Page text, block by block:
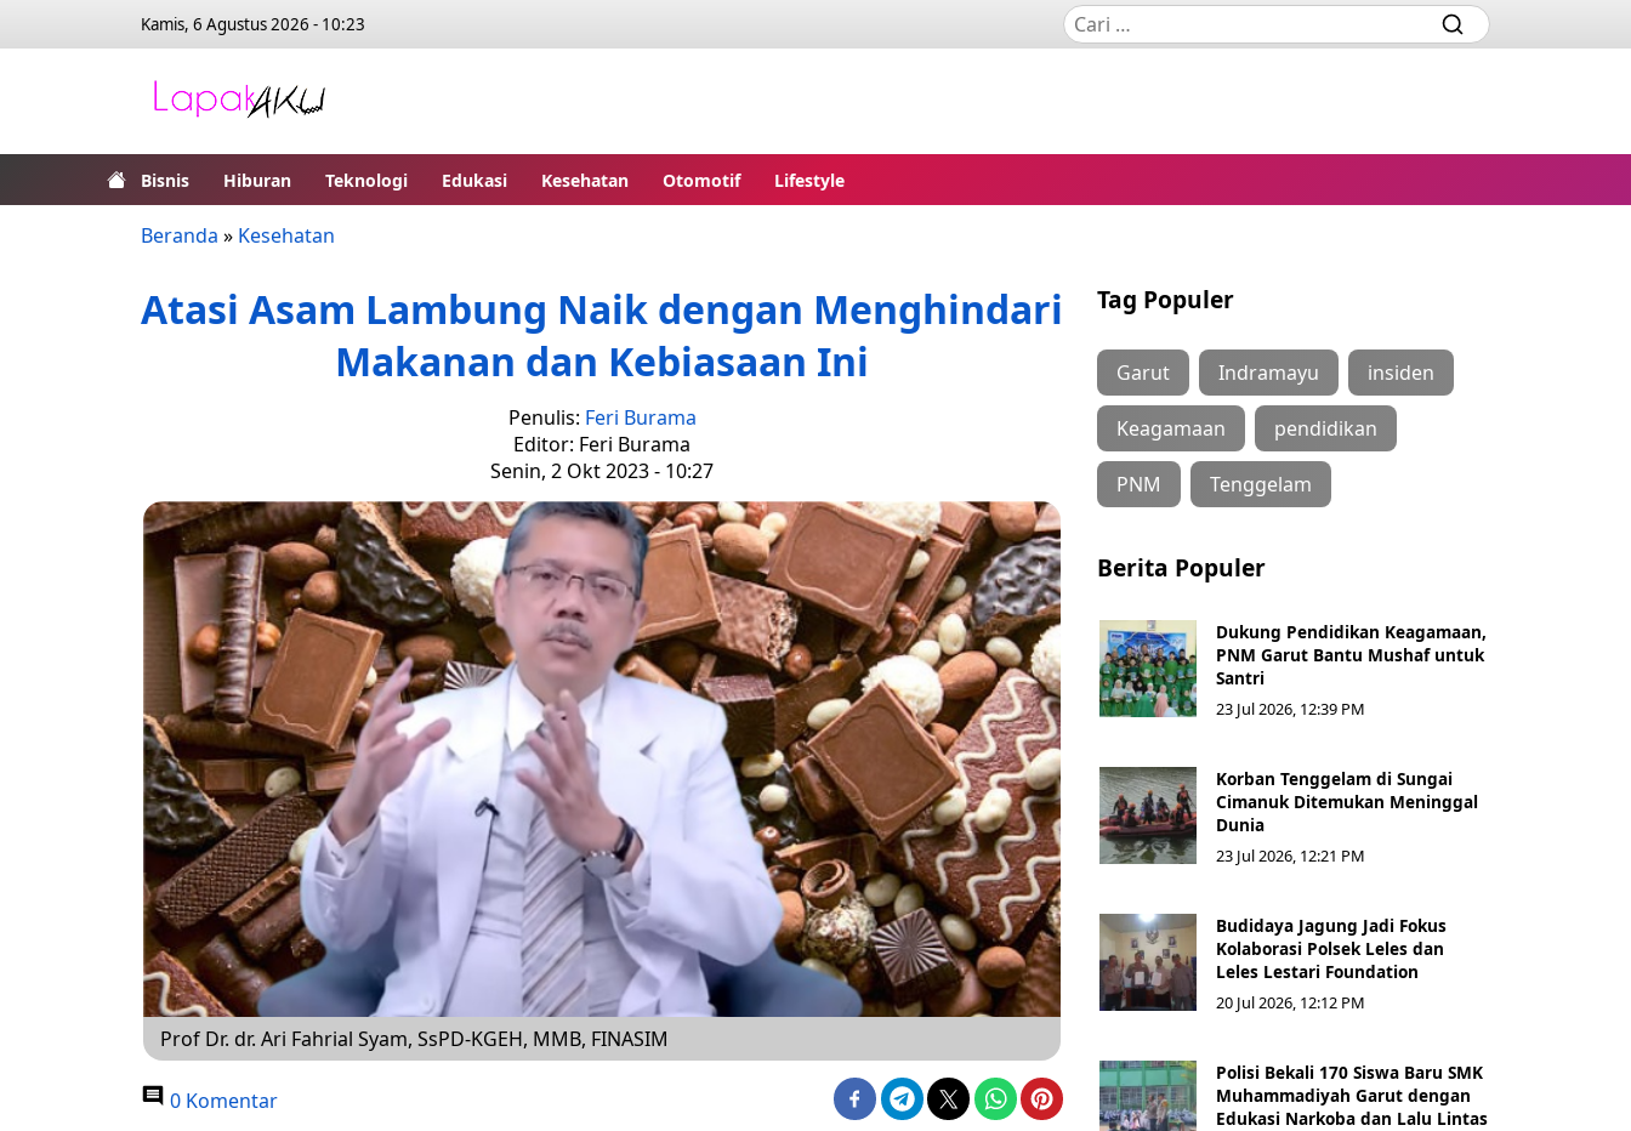
Kamis, 6 Agustus 2026 - 10:23
Bisnis Hiburan Teknologi Edukasi Kesehatan Otomotif Lifestyle
Beranda » Kesehatan
Atasi Asam Lambung Naik dengan Menghindari
Makanan dan Kebiasaan Ini
Penulis: Feri Burama
Editor: Feri Burama
Senin, 2 Okt 2023 - 10:27
Prof Dr. dr. Ari Fahrial Syam, SsPD-KGEH, MMB, FINASIM
0 Komentar
Tag Populer
Garut Indramayu insiden
Keagamaan pendidikan
PNM Tenggelam
Berita Populer
Dukung Pendidikan Keagamaan,
PNM Garut Bantu Mushaf untuk
Santri
23 Jul 2026, 12:39 PM
Korban Tenggelam di Sungai
Cimanuk Ditemukan Meninggal
Dunia
23 Jul 2026, 12:21 PM
Budidaya Jagung Jadi Fokus
Kolaborasi Polsek Leles dan
Leles Lestari Foundation
20 Jul 2026, 12:12 PM
Polisi Bekali 170 Siswa Baru SMK
Muhammadiyah Garut dengan
Edukasi Narkoba dan Lalu Lintas